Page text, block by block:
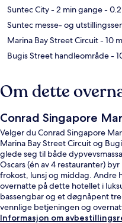
Suntec City- 2 min gange-
Suntec messe- og
Marina Bay Street Circuit- 10
Bugis Street handleområde-
Om dette
Conrad Singapore
Velger du Conrad Singapore
Marina Bay Street Circuit og
glede seg til både
Oscars (én av 4 restauranter)
frokost, lunsj og middag. Andre
overnatte på dette hotellet i
bassengbar og et døgnåpent
vennlige betjeningen og
kollektivtransport: Det tar 4
Informasjon om